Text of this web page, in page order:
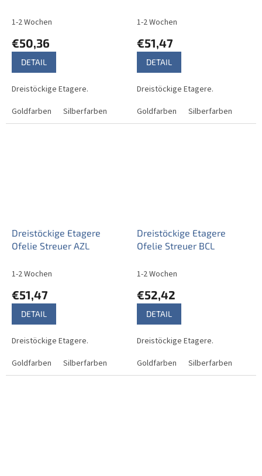
1-2 Wochen
€50,36
DETAIL
Dreistöckige Etagere.
Goldfarben
Silberfarben
1-2 Wochen
€51,47
DETAIL
Dreistöckige Etagere.
Goldfarben
Silberfarben
Dreistöckige Etagere
Ofelie Streuer AZL
1-2 Wochen
€51,47
DETAIL
Dreistöckige Etagere.
Goldfarben
Silberfarben
Dreistöckige Etagere
Ofelie Streuer BCL
1-2 Wochen
€52,42
DETAIL
Dreistöckige Etagere.
Goldfarben
Silberfarben